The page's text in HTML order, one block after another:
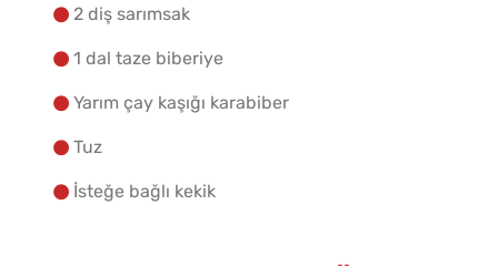
2 diş sarımsak
1 dal taze biberiye
Yarım çay kaşığı karabiber
Tuz
İsteğe bağlı kekik